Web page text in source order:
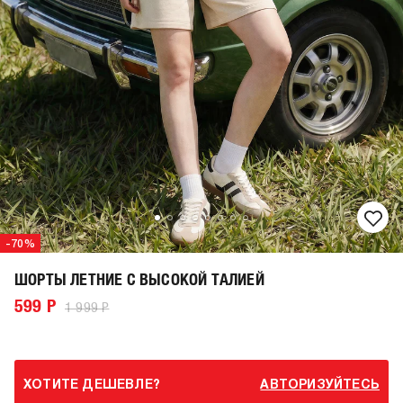
-70%
ШОРТЫ ЛЕТНИЕ С ВЫСОКОЙ ТАЛИЕЙ
599 Р 1 999 Р
ХОТИТЕ ДЕШЕВЛЕ? АВТОРИЗУЙТЕСЬ